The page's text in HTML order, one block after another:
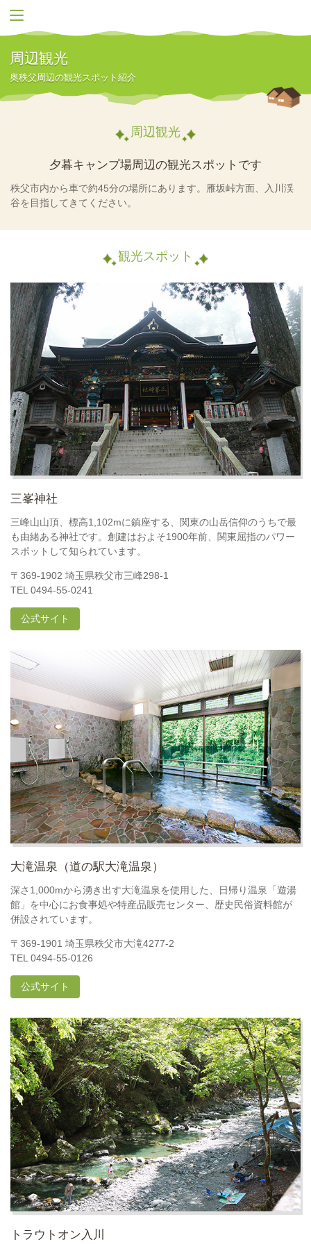
周辺観光
奥秩父周辺の観光スポット紹介
周辺観光
夕暮キャンプ場周辺の観光スポットです
秩父市内から車で約45分の場所にあります。雁坂峠方面、入川渓
谷を目指してきてください。
観光スポット
三峯神社
三峰山山頂、標高1,102mに鎮座する、関東の山岳信仰のうちで最
も由緒ある神社です。創建はおよそ1900年前、関東屈指のパワー
スポットして知られています。
〒369-1902 埼玉県秩父市三峰298-1
TEL 0494-55-0241
公式サイト
大滝温泉（道の駅大滝温泉）
深さ1,000mから湧き出す大滝温泉を使用した、日帰り温泉「遊湯
館」を中心にお食事処や特産品販売センター、歴史民俗資料館が
併設されています。
〒369-1901 埼玉県秩父市大滝4277-2
TEL 0494-55-0126
公式サイト
トラウトオン入川